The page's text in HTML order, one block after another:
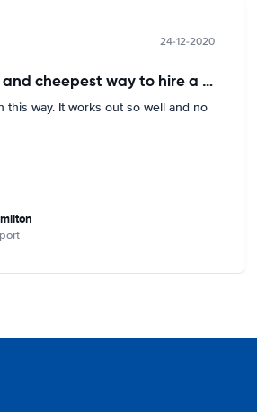
24-12-2020
The easy way and cheepest way to hire a car
this way. It works out so well and no